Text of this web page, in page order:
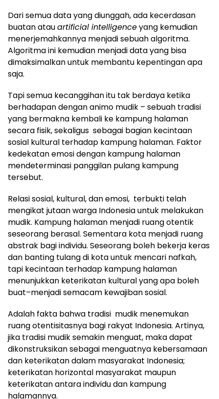
Dari semua data yang diunggah, ada kecerdasan
buatan atauartificial intelligenceyang kemudian
menerjemahkannya menjadi sebuah algoritma.
Algoritma ini kemudian menjadi data yang bisa
dimaksimalkan untuk membantu kepentingan apa
saja.
Tapi semua kecanggihan itu tak berdaya ketika
berhadapan dengan animo mudik – sebuah tradisi
yang bermakna kembali ke kampung halaman
secara fisik, sekaligus sebagai bagian kecintaan
sosial kultural terhadap kampung halaman. Faktor
kedekatan emosi dengan kampung halaman
mendeterminasi panggilan pulang kampung
tersebut.
Relasi sosial, kultural, dan emosi, terbukti telah
mengikat jutaan warga Indonesia untuk melakukan
mudik. Kampung halaman menjadi ruang otentik
seseorang berasal. Sementara kota menjadi ruang
abstrak bagi individu. Seseorang boleh bekerja keras
dan banting tulang di kota untuk mencari nafkah,
tapi kecintaan terhadap kampung halaman
menunjukkan keterikatan kultural yang apa boleh
buat–menjadi semacam kewajiban sosial.
Adalah fakta bahwa tradisi mudik menemukan
ruang otentisitasnya bagi rakyat Indonesia. Artinya,
jika tradisi mudik semakin menguat, maka dapat
dikonstruksikan sebagai menguatnya kebersamaan
dan keterikatan dalam masyarakat Indonesia;
keterikatan horizontal masyarakat maupun
keterikatan antara individu dan kampung
halamannya.